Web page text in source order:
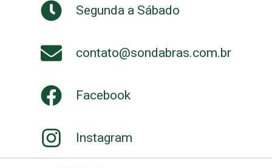
Segunda a Sábado
contato@sondabras.com.br
Facebook
Instagram